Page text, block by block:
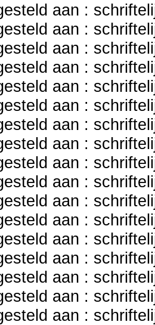
aan :
aan :
aan :
aan :
aan :
aan :
aan :
aan :
aan :
aan :
aan :
aan :
aan :
aan :
aan :
aan :
aan :